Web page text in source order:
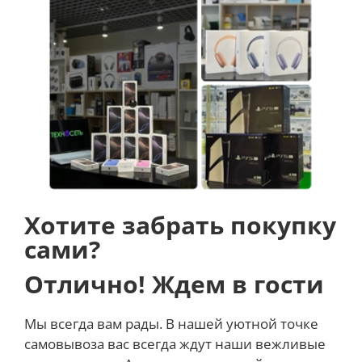
динамики.
До 2 часов непрерывной работы
Momoda SX322 имеет аккумулятор емкостью 1100
мАч, заряда которого хватит приблизительно на 2
часа непрерывного массажа. Зарядка устройства
осуществляется через порт USB Type-C.
Хотите забрать покупку
сами?
Отлично! Ждем в гости
Мы всегда вам рады. В нашей уютной точке
самовывоза вас всегда ждут наши вежливые